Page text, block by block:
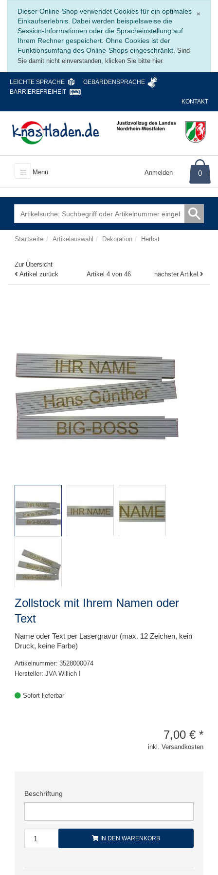
×
Dieser Online-Shop verwendet Cookies für ein optimales
Einkaufserlebnis. Dabei werden beispielsweise die
Session-Informationen oder die Spracheinstellung auf
Ihrem Rechner gespeichert. Ohne Cookies ist der
Funktionsumfang des Online-Shops eingeschränkt. Sind
Sie damit nicht einverstanden, klicken Sie bitte hier.
LEICHTE SPRACHE
GEBÄRDENSPRACHE
BARRIEREFREIHEIT
KONTAKT
Menü Anmelden 0
Startseite Artikelauswahl Dekoration Herbst
Zur Übersicht
Artikel zurück
Artikel 4 von 46 nächster Artikel
Zollstock mit Ihrem Namen oder
Text
Name oder Text per Lasergravur (max. 12 Zeichen, kein
Druck, keine Farbe)
Artikelnummer: 3528000074
Hersteller: JVA Willich I
Sofort lieferbar
7,00 € *
inkl. Versandkosten
Beschriftung
IN DEN WARENKORB